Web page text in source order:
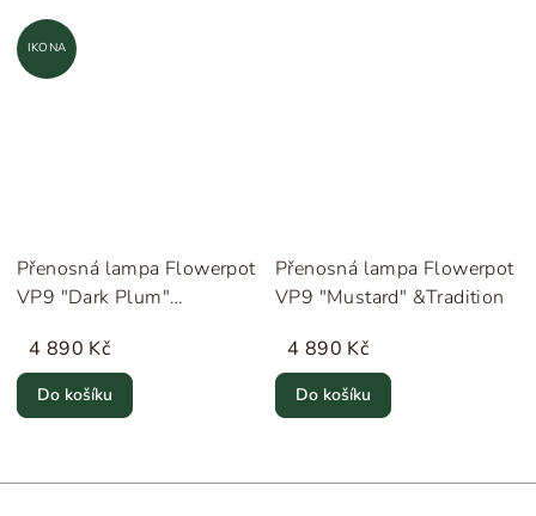
IKONA
Přenosná lampa Flowerpot
VP9 "Dark Plum"
4 890 Kč
Do košíku
Přenosná lampa Flowerpot
VP9 "Mustard" &Tradition
4 890 Kč
Do košíku